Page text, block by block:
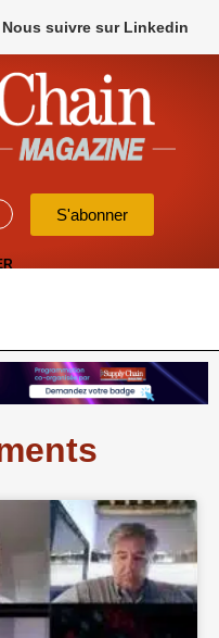
Nous suivre sur Linkedin
S'abonner